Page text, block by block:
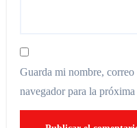
Guarda mi nombre,
navegador para la